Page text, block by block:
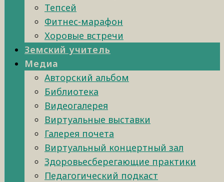
Тепсей
Фитнес-марафон
Хоровые встречи
Земский учитель
Медиа
Авторский альбом
Библиотека
Видеогалерея
Виртуальные выставки
Галерея почета
Виртуальный концертный зал
Здоровьесберегающие практики
Педагогический подкаст